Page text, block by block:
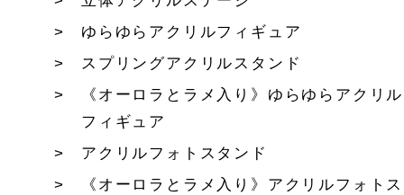
ゆらゆらアクリルフィギュア
スプリングアクリルスタンド
《オーロラとラメ入り》ゆらゆらアクリル
フィギュア
アクリルフォトスタンド
《オーロラとラメ入り》アクリルフォトス